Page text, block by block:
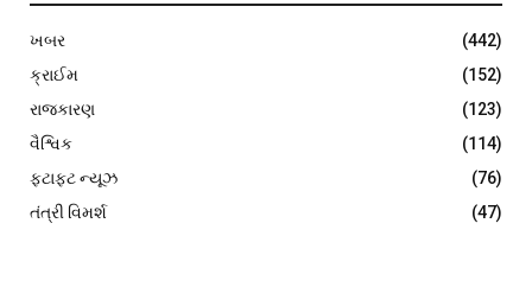
ખબર
(442)
ક્રાઈમ
(152)
રાજકારણ
(123)
વૈશ્વિક
(114)
ફટાફટ ન્યૂઝ
(76)
તંત્રી વિમર્શ
(47)